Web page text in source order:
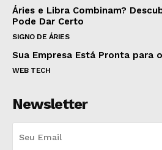
Áries e Libra Combinam?
Pode Dar Certo
SIGNO DE ÁRIES
Sua Empresa Está Pronta para o
WEB TECH
Newsletter